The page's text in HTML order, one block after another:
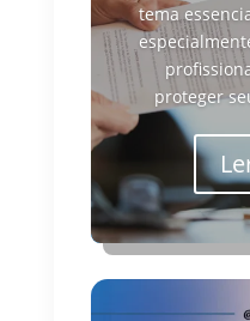
tema
proteger